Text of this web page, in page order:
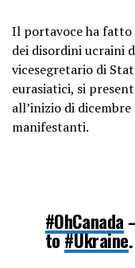
Il portavoce ha
dei disordini ucraini
vicesegretario di
eurasiatici, si
all’inizio di
manifestanti.
#OhCanada
to#Ukraine.